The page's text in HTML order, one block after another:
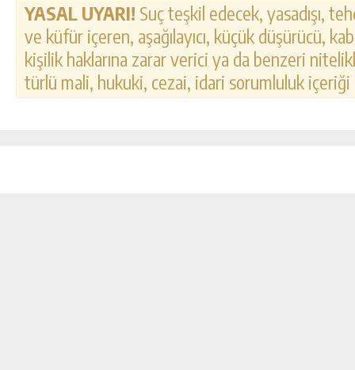
YASAL UYARI! Suç teşkil edecek, yasadışı,
ve küfür içeren, aşağılayıcı, küçük düşürücü,
kişilik haklarına zarar verici ya da benzeri
türlü mali, hukuki, cezai, idari sorumluluk